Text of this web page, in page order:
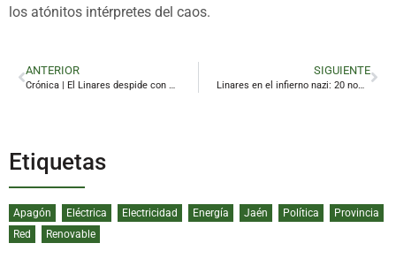
los atónitos intérpretes del caos.
ANTERIOR
Crónica | El Linares despide con derrota un curso gris
SIGUIENTE
Linares en el infierno nazi: 20 nombres de linarenses en Mauthausen
Etiquetas
Apagón Eléctrica Electricidad Energía Jaén Política
Provincia
Red
Renovable